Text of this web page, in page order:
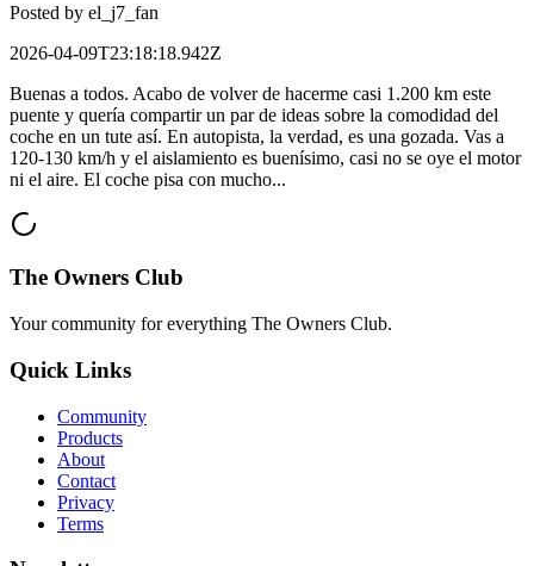
Posted by el_j7_fan
2026-04-09T23:18:18.942Z
Buenas a todos. Acabo de volver de hacerme casi 1.200 km este
puente y quería compartir un par de ideas sobre la comodidad del
coche en un tute así. En autopista, la verdad, es una gozada. Vas a
120-130 km/h y el aislamiento es buenísimo, casi no se oye el motor
ni el aire. El coche pisa con mucho...
The Owners Club
Your community for everything The Owners Club.
Quick Links
Community
Products
About
Contact
Privacy
Terms